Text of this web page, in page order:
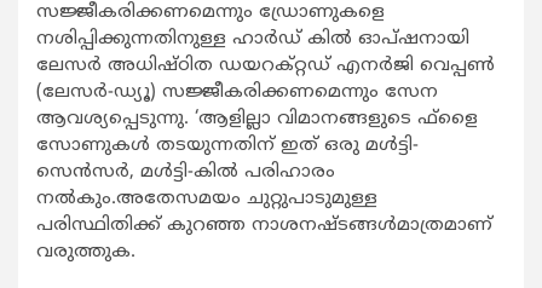
സജ്ജീകരിക്കണമെന്നും ഡ്രോണുകളെ
നശിപ്പിക്കുന്നതിനുള്ള ഹാര്‍ഡ് കില്‍ ഓപ്ഷനായി
ലേസര്‍ അധിഷ്ഠിത ഡയറക്റ്റഡ് എനര്‍ജി വെപ്പണ്‍
(ലേസര്‍-ഡ്യൂ) സജ്ജീകരിക്കണമെന്നും സേന
ആവശ്യപ്പെടുന്നു. ‘ആളില്ലാ വിമാനങ്ങളുടെ ഫ്ളൈ
സോണുകള്‍ തടയുന്നതിന് ഇത് ഒരു മള്‍ട്ടി-
സെന്‍സര്‍, മള്‍ട്ടി-കില്‍ പരിഹാരം
നല്‍കും.അതേസമയം ചുറ്റുപാടുമുള്ള
പരിസ്ഥിതിക്ക് കുറഞ്ഞ നാശനഷ്ടങ്ങള്‍മാത്രമാണ്
വരുത്തുക.